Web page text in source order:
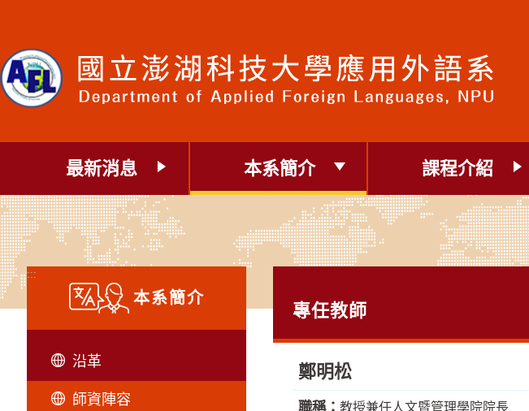
要
內
容
塊
最新消息 本系簡介 課程介紹
:::
本系簡介
沿革
師資陣容
專任教師
鄭明松
職稱： 教授兼任人文暨管理學院院長